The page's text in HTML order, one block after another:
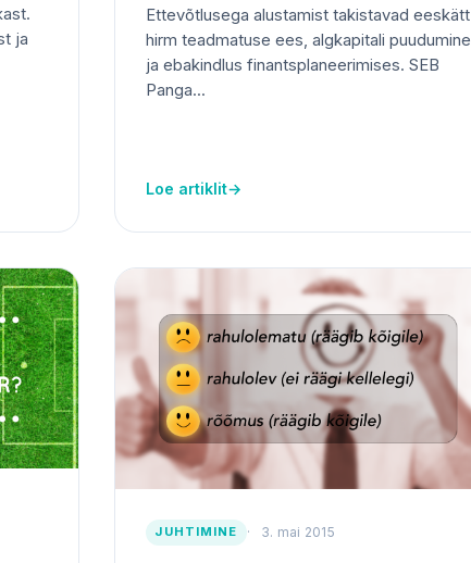
ja
Ettevõtlusega alustamist takistavad eeskätt
hirm teadmatuse ees, algkapitali puudumine
ja ebakindlus finantsplaneerimises. SEB
Panga...
Loe artiklit→
JUHTIMINE 3. mai 2015